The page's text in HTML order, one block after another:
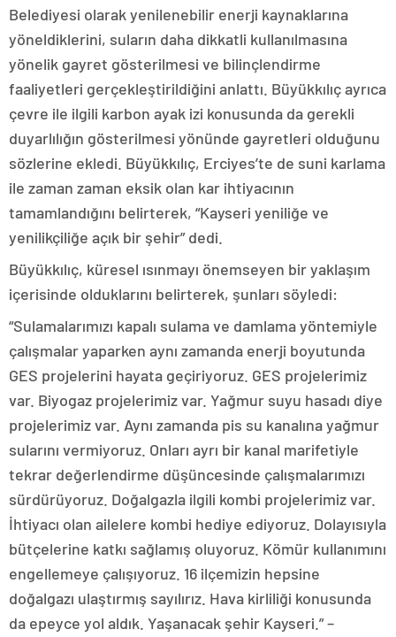
Belediyesi olarak yenilenebilir enerji kaynaklarına
yöneldiklerini, suların daha dikkatli kullanılmasına
yönelik gayret gösterilmesi ve bilinçlendirme
faaliyetleri gerçekleştirildiğini anlattı. Büyükkılıç ayrıca
çevre ile ilgili karbon ayak izi konusunda da gerekli
duyarlılığın gösterilmesi yönünde gayretleri olduğunu
sözlerine ekledi. Büyükkılıç, Erciyes’te de suni karlama
ile zaman zaman eksik olan kar ihtiyacının
tamamlandığını belirterek, “Kayseri yeniliğe ve
yenilikçiliğe açık bir şehir” dedi.
Büyükkılıç, küresel ısınmayı önemseyen bir yaklaşım
içerisinde olduklarını belirterek, şunları söyledi:
“Sulamalarımızı kapalı sulama ve damlama yöntemiyle
çalışmalar yaparken aynı zamanda enerji boyutunda
GES projelerini hayata geçiriyoruz. GES projelerimiz
var. Biyogaz projelerimiz var. Yağmur suyu hasadı diye
projelerimiz var. Aynı zamanda pis su kanalına yağmur
sularını vermiyoruz. Onları ayrı bir kanal marifetiyle
tekrar değerlendirme düşüncesinde çalışmalarımızı
sürdürüyoruz. Doğalgazla ilgili kombi projelerimiz var.
İhtiyacı olan ailelere kombi hediye ediyoruz. Dolayısıyla
bütçelerine katkı sağlamış oluyoruz. Kömür kullanımını
engellemeye çalışıyoruz. 16 ilçemizin hepsine
doğalgazı ulaştırmış sayılırız. Hava kirliliği konusunda
da epeyce yol aldık. Yaşanacak şehir Kayseri.” –